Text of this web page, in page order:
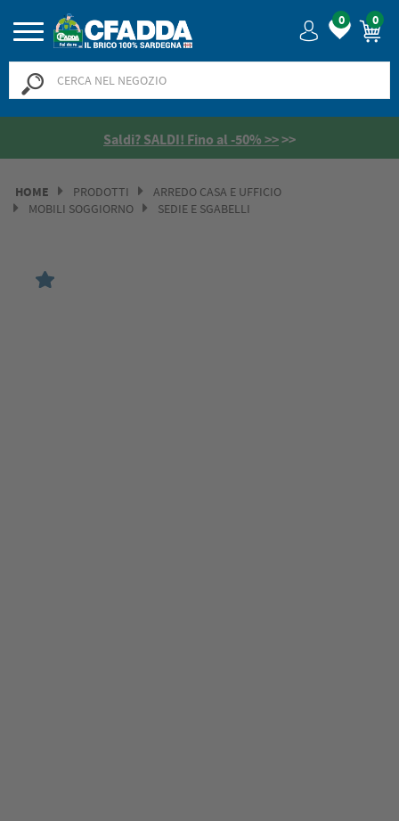
0 0
Saldi? SALDI! Fino al -50% >>>>
HOME PRODOTTI
ARREDO CASA E UFFICIO
MOBILI SOGGIORNO
SEDIE E SGABELLI